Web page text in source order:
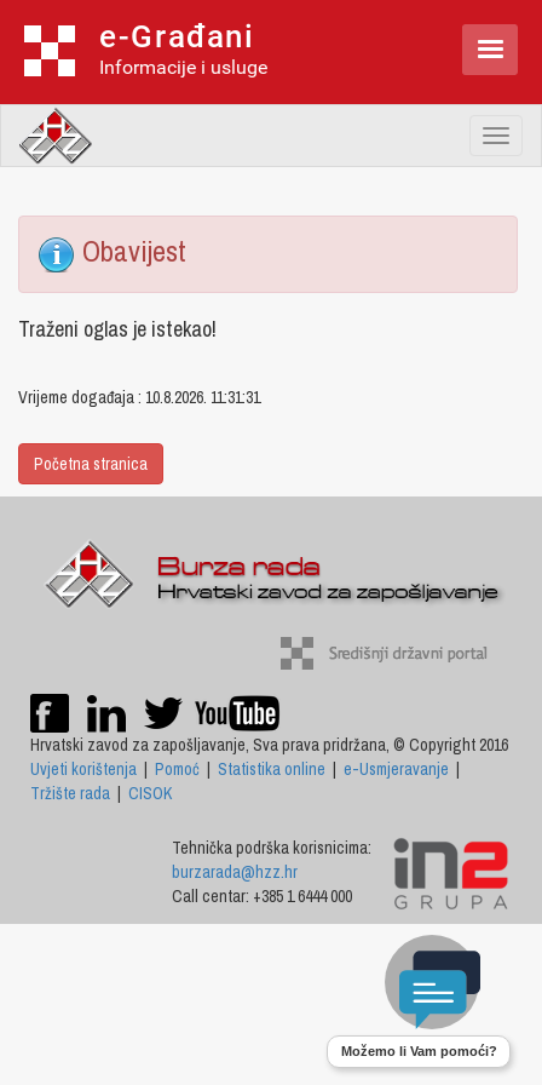
e-Građani
Informacije i usluge 
Toggle
Obavijest
Traženi oglas je istekao!
Vrijeme događaja : 10.8.2026. 11:31:31
Početna stranica
Hrvatski zavod za zapošljavanje, Sva prava pridržana, © Copyright 2016
Uvjeti korištenja | Pomoć | Statistika online | e-Usmjeravanje |
Tržište rada | CISOK
Tehnička podrška korisnicima:
burzarada@hzz.hr
Call centar: +385 1 6444 000